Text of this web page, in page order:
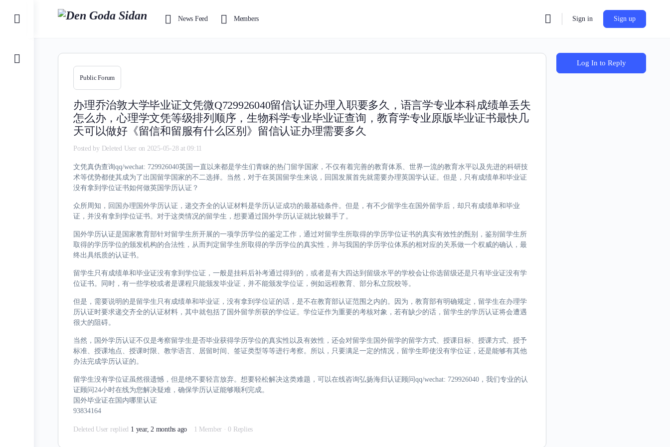
News Feed Members Sign in Sign up
Public Forum
办理乔治敦大学毕业证文凭微Q729926040留信认证办理入职要多久，语言学专业本科成绩单丢失
怎么办，心理学文凭等级排列顺序，生物科学专业毕业证查询，教育学专业原版毕业证书最快几
天可以做好《留信和留服有什么区别》留信认证办理需要多久
Posted by Deleted User on 2025-05-28 at 09:11
文凭真伪查询qq/wechat: 729926040英国一直以来都是学生们青睐的热门留学国家，不仅有着完善的教育体系、世界一流的教育水平以及先进的科研技
术等优势都使其成为了出国留学国家的不二选择。当然，对于在英国留学生来说，回国发展首先就需要办理英国学认证。但是，只有成绩单和毕业证
没有拿到学位证书如何做英国学历认证？
众所周知，回国办理国外学历认证，递交齐全的认证材料是学历认证成功的最基础条件。但是，有不少留学生在国外留学后，却只有成绩单和毕业
证，并没有拿到学位证书。对于这类情况的留学生，想要通过国外学历认证就比较棘手了。
国外学历认证是国家教育部针对留学生所开展的一项学历学位的鉴定工作，通过对留学生所取得的学历学位证书的真实有效性的甄别，鉴别留学生所
取得的学历学位的颁发机构的合法性，从而判定留学生所取得的学历学位的真实性，并与我国的学历学位体系的相对应的关系做一个权威的确认，最
终出具纸质的认证书。
留学生只有成绩单和毕业证没有拿到学位证，一般是挂科后补考通过得到的，或者是有大四达到留级水平的学校会让你选留级还是只有毕业证没有学
位证书。同时，有一些学校或者是课程只能颁发毕业证，并不能颁发学位证，例如远程教育、部分私立院校等。
但是，需要说明的是留学生只有成绩单和毕业证，没有拿到学位证的话，是不在教育部认证范围之内的。因为，教育部有明确规定，留学生在办理学
历认证时要求递交齐全的认证材料，其中就包括了国外留学所获的学位证。学位证作为重要的考核对象，若有缺少的话，留学生的学历认证将会遭遇
很大的阻碍。
当然，国外学历认证不仅是考察留学生是否毕业获得学历学位的真实性以及有效性，还会对留学生国外留学的留学方式、授课目标、授课方式、授予
标准、授课地点、授课时限、教学语言、居留时间、签证类型等等进行考察。所以，只要满足一定的情况，留学生即使没有学位证，还是能够有其他
办法完成学历认证的。
留学生没有学位证虽然很遗憾，但是绝不要轻言放弃。想要轻松解决这类难题，可以在线咨询弘扬海归认证顾问qq/wechat: 729926040，我们专业的认
证顾问24小时在线为您解决疑难，确保学历认证能够顺利完成。
国外毕业证在国内哪里认证
93834164
Deleted User replied 1 year, 2 months ago 1 Member · 0 Replies
Log In to Reply